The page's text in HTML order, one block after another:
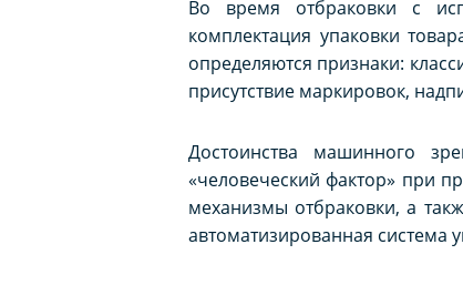
Во время отбраковки с
комплектация упаковки
определяются признаки:
присутствие маркировок,
Достоинства машинного
«человеческий фактор» при
механизмы отбраковки, а
автоматизированная система